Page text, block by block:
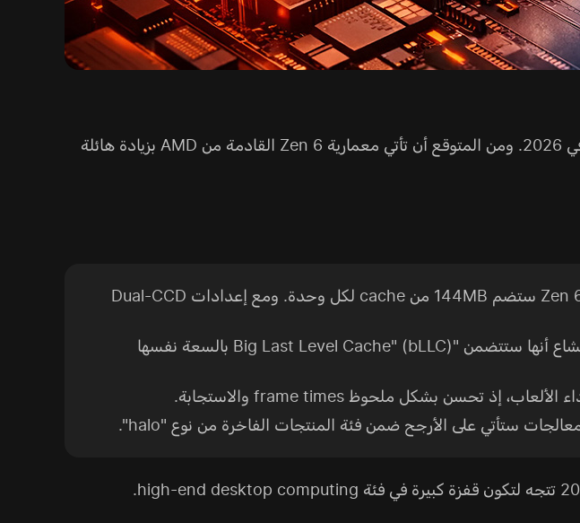
يسخن سوق المعالجات مع انتشار شائعات تشير إلى "حرب Cache" بين AMD وIntel في 2026. ومن المتوقع أن تأتي معمارية Zen 6 القادمة من AMD بزيادة هائلة
تشير تسريبات جديدة من المُسرّب HXL إلى أن وحدات Zen 6 CCDs ستضم 144MB من cache لكل وحدة. ومع إعدادات Dual-CCD
هذه الخطوة تأتي ردًا مباشرًا على Intel Nova Lake-S، والتي يُشاع أنها ستتضمن "Big Last Level Cache" (bLLC) بالسعة نفسها